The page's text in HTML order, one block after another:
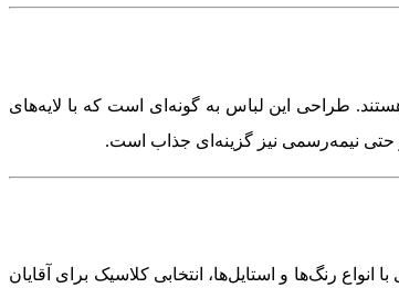
طراحی این لباس به گونه‌ای است که با لایه‌های
حتی نیمه‌رسمی نیز گزینه‌ای جذاب است.
رنگ‌ها و استایل‌ها، انتخابی کلاسیک برای آقایان